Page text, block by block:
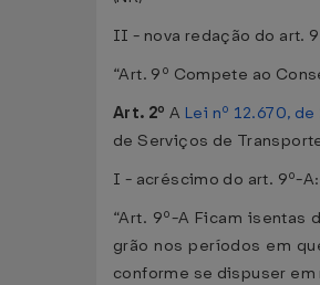
II - nova redação do art.
“Art. 9º Compete ao
Art. 2ºA Lei nº 12.670,
de Serviços de
I - acréscimo do art. 9º-A:
“Art. 9º-A Ficam
grão nos períodos em
conforme se dispuser